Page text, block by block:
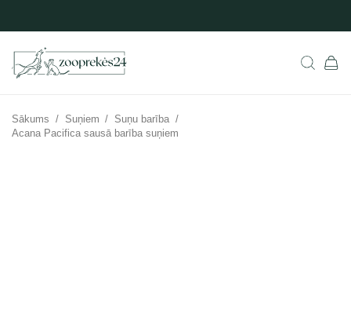
Sākums / Suņiem / Suņu barība /
Acana Pacifica sausā barība suņiem